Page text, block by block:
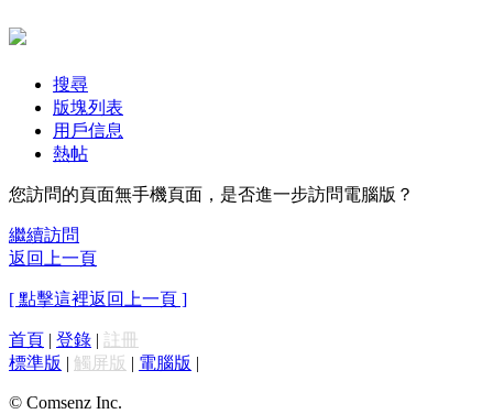
搜尋
版塊列表
用戶信息
熱帖
您訪問的頁面無手機頁面，是否進一步訪問電腦版？
繼續訪問
返回上一頁
[ 點擊這裡返回上一頁 ]
首頁 | 登錄 | 註冊
標準版 | 觸屏版 | 電腦版 |
© Comsenz Inc.